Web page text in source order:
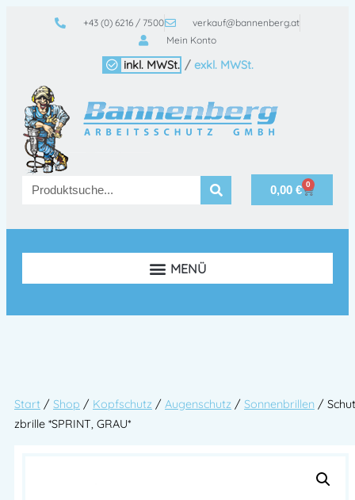
+43 (0) 6216 / 7500
verkauf@bannenberg.at
Mein Konto
inkl. MWSt. / exkl. MWSt.
0,00 € 0
Start / Shop / Kopfschutz / Augenschutz / Sonnenbrillen / Schut
zbrille *SPRINT, GRAU*